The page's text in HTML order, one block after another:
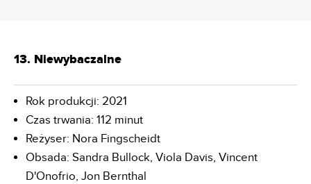
13. Niewybaczalne
Rok produkcji: 2021
Czas trwania: 112 minut
Reżyser: Nora Fingscheidt
Obsada: Sandra Bullock, Viola Davis, Vincent
D'Onofrio, Jon Bernthal